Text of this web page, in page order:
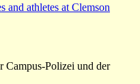
athletes at Clemson
Campus-Polizei und der